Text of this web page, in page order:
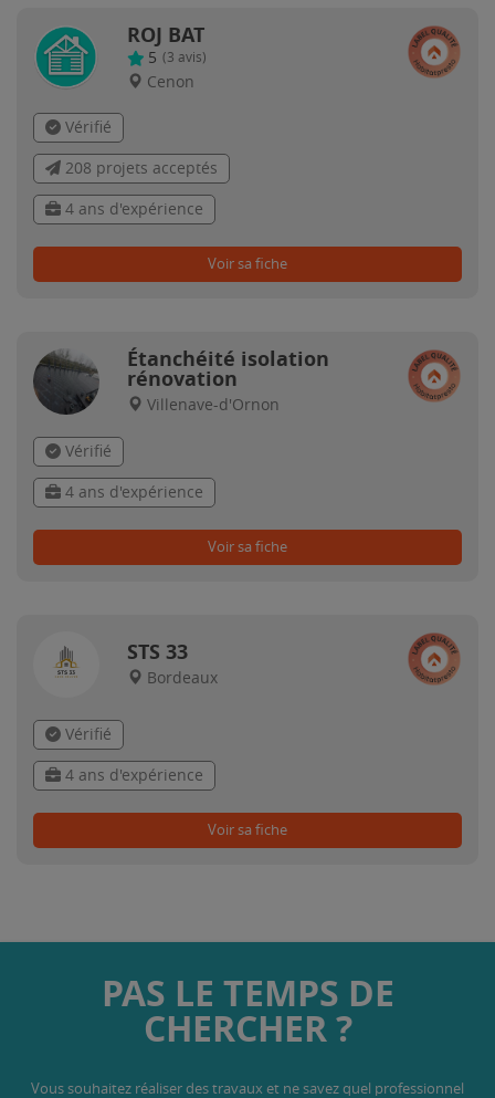
ROJ BAT
5 (3 avis)
Cenon
Vérifié
208 projets acceptés
4 ans d'expérience
Voir sa fiche
Étanchéité isolation
rénovation
Villenave-d'Ornon
Vérifié
4 ans d'expérience
Voir sa fiche
STS 33
Bordeaux
Vérifié
4 ans d'expérience
Voir sa fiche
PAS LE TEMPS DE
CHERCHER ?
Vous souhaitez réaliser des travaux et ne savez quel professionnel